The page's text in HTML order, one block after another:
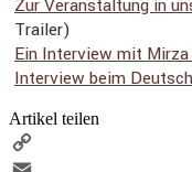
Zur Veran­stal­tung in
Trailer)
Ein Inter­view mit Mirza
Inter­view beim
Artikel teilen